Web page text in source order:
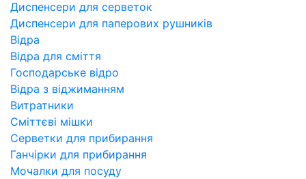
Диспенсери для серветок
Диспенсери для паперових рушників
Відра
Відра для сміття
Господарське відро
Відра з віджиманням
Витратники
Сміттєві мішки
Серветки для прибирання
Ганчірки для прибирання
Мочалки для посуду